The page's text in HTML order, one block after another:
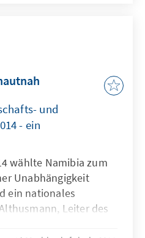
Dinge im
und
- ein
wählte Namibia zum
Unabhängigkeit
ein nationales
Leiter des